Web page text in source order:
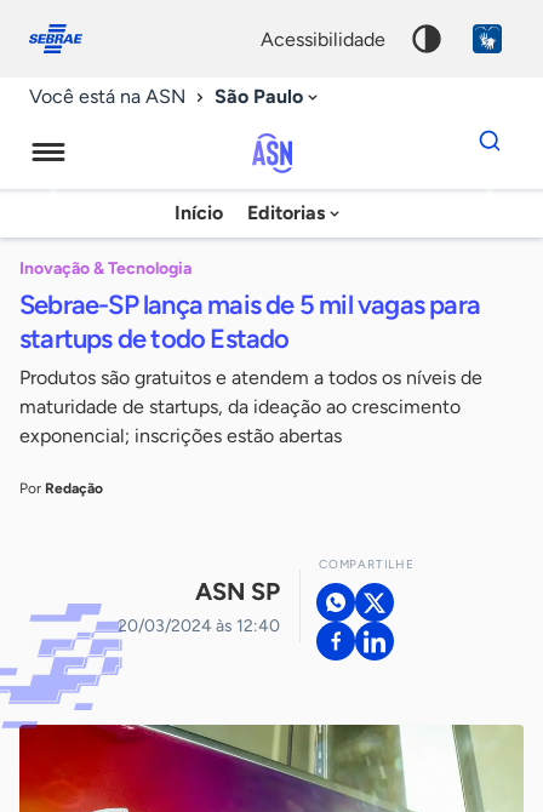
conosco
acessibilidade
Você está na ASN São Paulo
Agência
Sebrae
Notícias
Início Editorias
Dados
para
chave
Inovação & Tecnologia
Sebrae-SP lança mais de 5 mil vagas para
startups de todo Estado
Produtos são gratuitos e atendem a todos os níveis de
maturidade de startups, da ideação ao crescimento
exponencial; inscrições estão abertas
Por Redação
ASN SP
20/03/2024 às 12:40
COMPARTILHE